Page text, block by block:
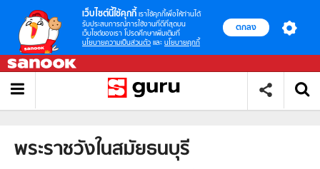
เว็บไซต์นี้ใช้คุกกี้ เราใช้คุกกี้เพื่อให้ท่านได้
รับประสบการณ์การใช้งานที่ดีที่สุดบน
เว็บไซต์ของเรา โปรดศึกษาเพิ่มเติมที่
นโยบายความเป็นส่วนตัว และ นโยบายคุกกี้
ตกลง
พระราชวังในสมัยธนบุรี